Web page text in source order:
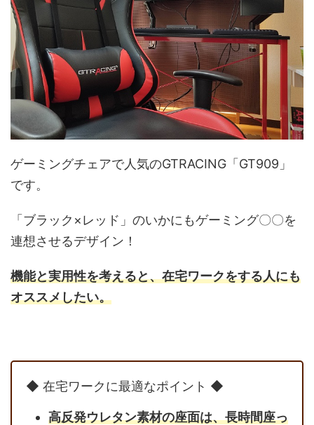
ゲーミングチェアで人気のGTRACING「GT909」
です。
「ブラック×レッド」のいかにもゲーミング〇〇を
連想させるデザイン！
機能と実用性を考えると、在宅ワークをする人にも
オススメしたい。
◆ 在宅ワークに最適なポイント ◆
高反発ウレタン素材の座面は、長時間座っ